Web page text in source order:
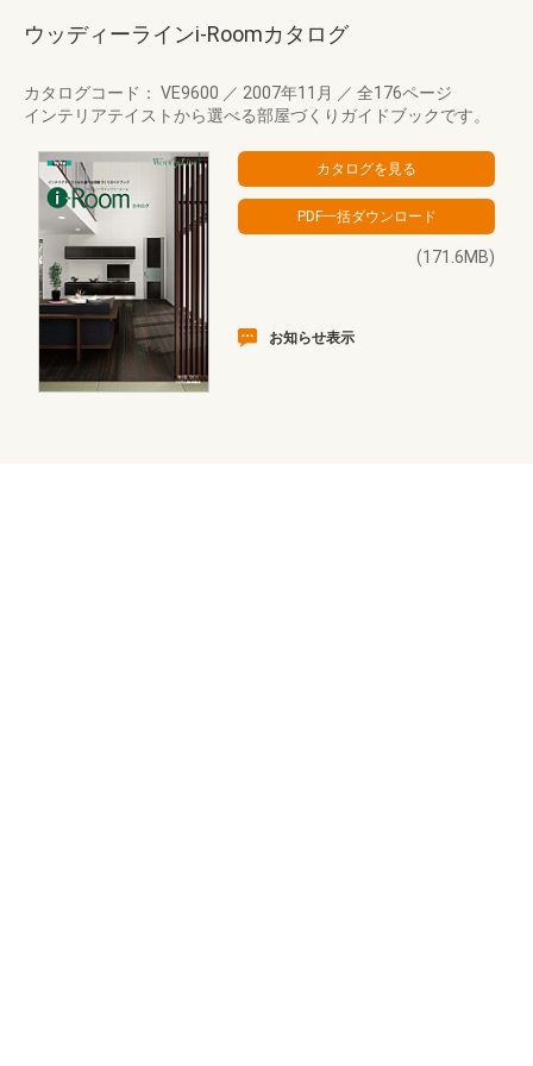
ウッディーラインi-Roomカタログ
カタログコード： VE9600 ／ 2007年11月 ／ 全176ページ
インテリアテイストから選べる部屋づくりガイドブックです。
(171.6MB)
お知らせ表示